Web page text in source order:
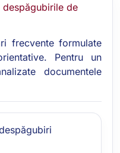
de
frecvente formulate
Pentru un
documentele